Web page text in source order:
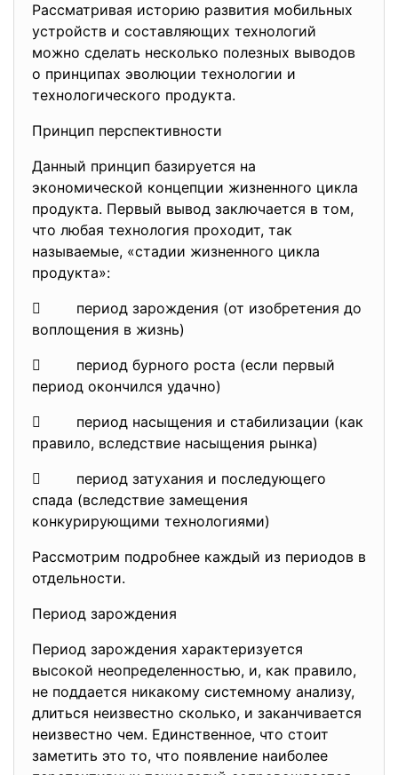
Рассматривая историю развития мобильных
устройств и составляющих технологий
можно сделать несколько полезных выводов
о принципах эволюции технологии и
технологического продукта.
Принцип перспективности
Данный принцип базируется на
экономической концепции жизненного цикла
продукта. Первый вывод заключается в том,
что любая технология проходит, так
называемые, «стадии жизненного цикла
продукта»:
 период зарождения (от изобретения до
воплощения в жизнь)
 период бурного роста (если первый
период окончился удачно)
 период насыщения и стабилизации (как
правило, вследствие насыщения рынка)
 период затухания и последующего
спада (вследствие замещения
конкурирующими технологиями)
Рассмотрим подробнее каждый из периодов в
отдельности.
Период зарождения
Период зарождения характеризуется
высокой неопределенностью, и, как правило,
не поддается никакому системному анализу,
длиться неизвестно сколько, и заканчивается
неизвестно чем. Единственное, что стоит
заметить это то, что появление наиболее